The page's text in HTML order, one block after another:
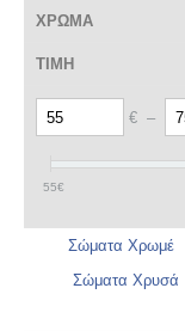
ΧΡΩΜΑ
ΤΙΜΗ
€ –
55€
Σώματα Χρωμέ
Σώματα Χρυσά